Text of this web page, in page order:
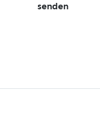
senden